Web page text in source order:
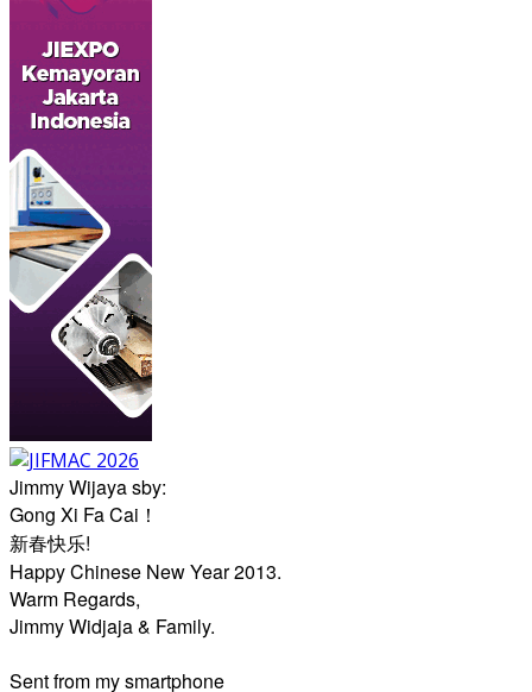
Jimmy Wijaya sby:
Gong Xi Fa Cai！
新春快乐!
Happy Chinese New Year 2013.
Warm Regards,
Jimmy Widjaja & Family.
Sent from my smartphone